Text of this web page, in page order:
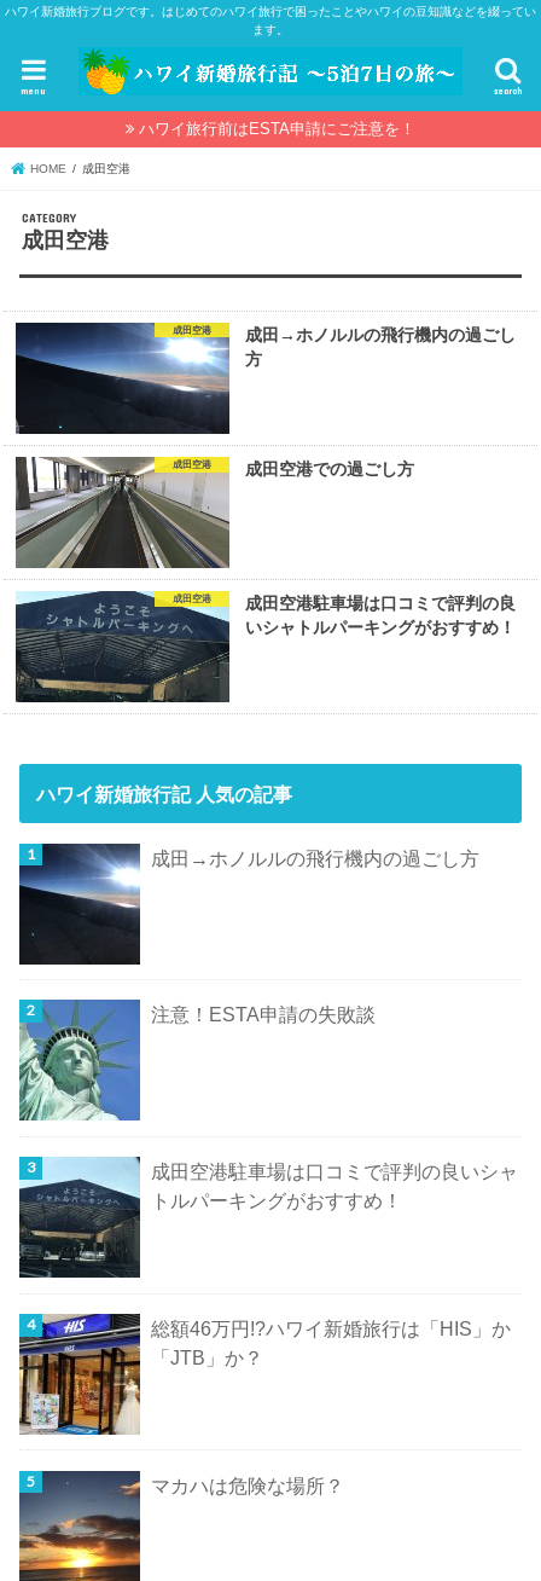
ハワイ新婚旅行ブログです。はじめてのハワイ旅行で困ったことやハワイの豆知識などを綴ってい
ます。
search
menu
ハワイ旅行前はESTA申請にご注意を！
HOME 成田空港
成田空港
成田空港
成田→ホノルルの飛行機内の過ごし
方
成田空港 成田空港での過ごし方
成田空港
成田空港駐車場は口コミで評判の良
いシャトルパーキングがおすすめ！
ハワイ新婚旅行記 人気の記事
成田→ホノルルの飛行機内の過ごし方
注意！ESTA申請の失敗談
成田空港駐車場は口コミで評判の良いシャ
トルパーキングがおすすめ！
総額46万円!?ハワイ新婚旅行は「HIS」か
「JTB」か？
マカハは危険な場所？